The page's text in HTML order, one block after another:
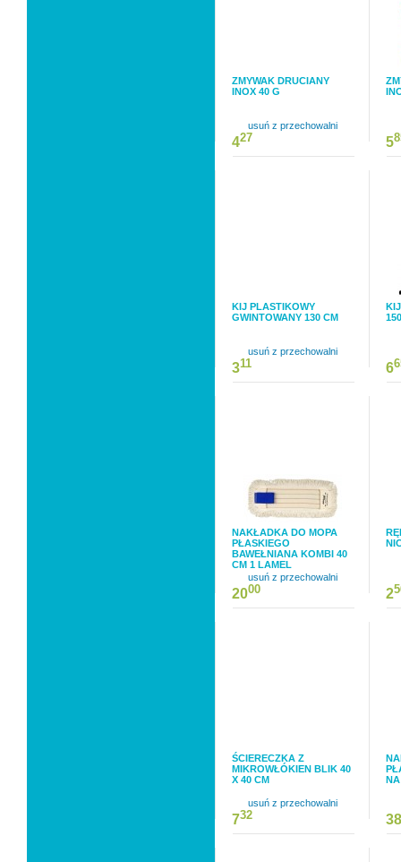
ZMYWAK DRUCIANY
INOX 40 G
usuń z przechowalni
427 5
KIJ PLASTIKOWY
GWINTOWANY 130 CM
usuń z przechowalni
311 6
NAKŁADKA DO MOPA
PŁASKIEGO
BAWEŁNIANA KOMBI 40
CM 1 LAMEL
usuń z przechowalni
2000 2
ŚCIERECZKA Z
MIKROWŁÓKIEN BLIK 40
X 40 CM
usuń z przechowalni
732 38